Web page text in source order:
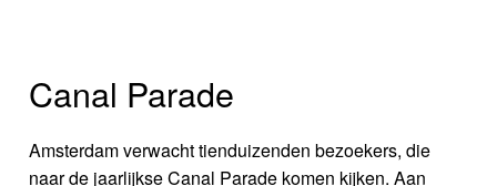
Canal Parade
Amsterdam verwacht tienduizenden bezoekers, die
naar de jaarlijkse Canal Parade komen kijken. Aan